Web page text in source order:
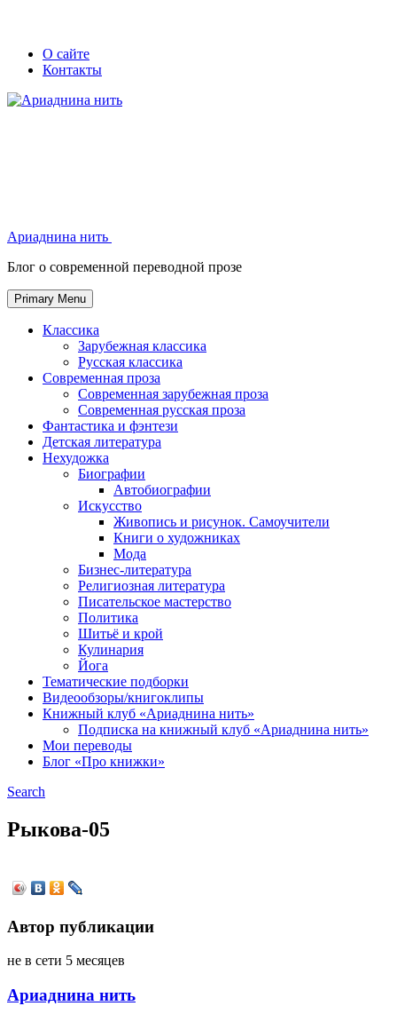
Skip
Secondary
left
navigation
Secondary
right
navigation
О сайте
Контакты
Ариаднина нить
Блог о современной переводной прозе
Primary Menu
Классика
Зарубежная классика
Русская классика
Современная проза
Современная зарубежная проза
Современная русская проза
Фантастика и фэнтези
Детская литература
Нехудожка
Биографии
Автобиографии
Искусство
Живопись и рисунок. Самоучители
Книги о художниках
Мода
Бизнес-литература
Религиозная литература
Писательское мастерство
Политика
Шитьё и крой
Кулинария
Йога
Тематические подборки
Видеообзоры/книгоклипы
Книжный клуб «Ариаднина нить»
Подписка на книжный клуб «Ариаднина нить»
Мои переводы
Блог «Про книжки»
Search
Рыкова-05
Автор публикации
не в сети 5 месяцев
Ариаднина нить